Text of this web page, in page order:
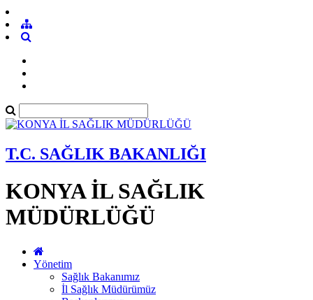
T.C. SAĞLIK BAKANLIĞI
KONYA İL SAĞLIK
MÜDÜRLÜĞÜ
Yönetim
Sağlık Bakanımız
İl Sağlık Müdürümüz